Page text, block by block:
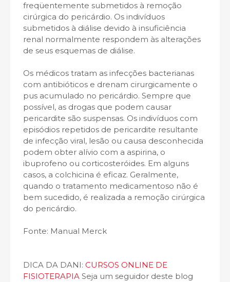
freqüentemente submetidos à remoção
cirúrgica do pericárdio. Os indivíduos
submetidos à diálise devido à insuficiência
renal normalmente respondem às alterações
de seus esquemas de diálise.
Os médicos tratam as infecções bacterianas
com antibióticos e drenam cirurgicamente o
pus acumulado no pericárdio. Sempre que
possível, as drogas que podem causar
pericardite são suspensas. Os indivíduos com
episódios repetidos de pericardite resultante
de infecção viral, lesão ou causa desconhecida
podem obter alívio com a aspirina, o
ibuprofeno ou corticosteróides. Em alguns
casos, a colchicina é eficaz. Geralmente,
quando o tratamento medicamentoso não é
bem sucedido, é realizada a remoção cirúrgica
do pericárdio.
Fonte: Manual Merck
DICA DA DANI: CURSOS ONLINE DE
FISIOTERAPIA Seja um seguidor deste blog